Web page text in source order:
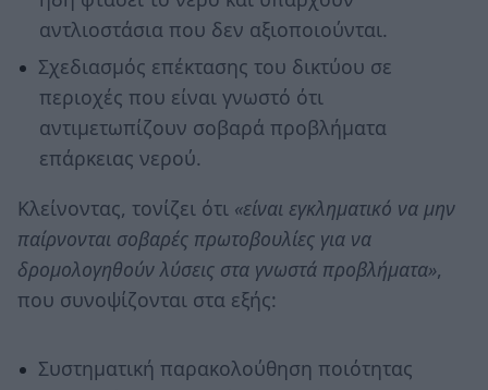
αντλιοστάσια που δεν αξιοποιούνται.
Σχεδιασμός επέκτασης του δικτύου σε
περιοχές που είναι γνωστό ότι
αντιμετωπίζουν σοβαρά προβλήματα
επάρκειας νερού.
Κλείνοντας, τονίζει ότι «είναι εγκληματικό να μην
παίρνονται σοβαρές πρωτοβουλίες για να
δρομολογηθούν λύσεις στα γνωστά προβλήματα»,
που συνοψίζονται στα εξής:
Συστηματική παρακολούθηση ποιότητας